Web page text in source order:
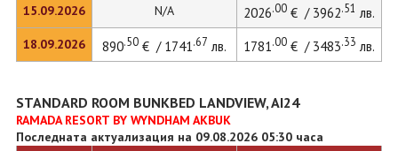
15.09.2026
18.09.2026
N/A 2026.00€ / 3962.51 лв.
890.50€ / 1741.67 лв. 1781.00€ / 3483.33 лв.
STANDARD ROOM BUNKBED LANDVIEW, AI24
RAMADA RESORT BY WYNDHAM AKBUK
Последната актуализация на 09.08.2026 05:30 часа